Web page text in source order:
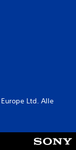
Ltd. Alle